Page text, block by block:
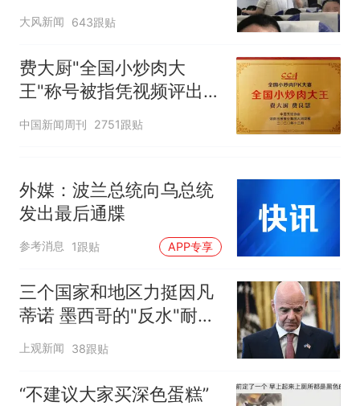
队
大风新闻 643跟贴
费大厨"全国小炒肉大
王"称号被指凭视频评出
官方回应
中国新闻周刊 2751跟贴
外媒：波兰总统向乌总统
发出最后通牒
参考消息 1跟贴 APP专享
三个国家和地区力挺因凡
蒂诺 墨西哥的"反水"耐人
寻味
上观新闻 38跟贴
“不建议大家买深色蛋糕”